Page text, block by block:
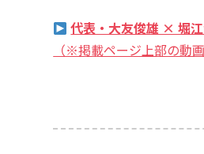
代表・大友俊雄 × 堀江
（※掲載ページ上部の動